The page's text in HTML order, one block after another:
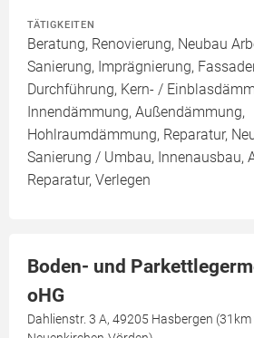
TÄTIGKEITEN
Beratung, Renovierung, Neubau
Sanierung, Imprägnierung,
Durchführung, Kern- /
Innendämmung, Außendämmung,
Hohlraumdämmung, Reparatur,
Sanierung / Umbau, Innenausbau,
Reparatur, Verlegen
Boden- und
oHG
Dahlienstr. 3 A, 49205 Hasbergen